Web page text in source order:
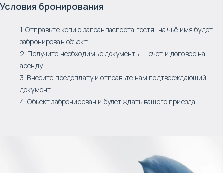
Условия бронирования
1. Отправьте копию загранпаспорта гостя, на чьё имя будет
забронирован объект.
2. Получите необходимые документы — счёт и договор на
аренду.
3. Внесите предоплату и отправьте нам подтверждающий
документ.
4. Объект забронирован и будет ждать вашего приезда.